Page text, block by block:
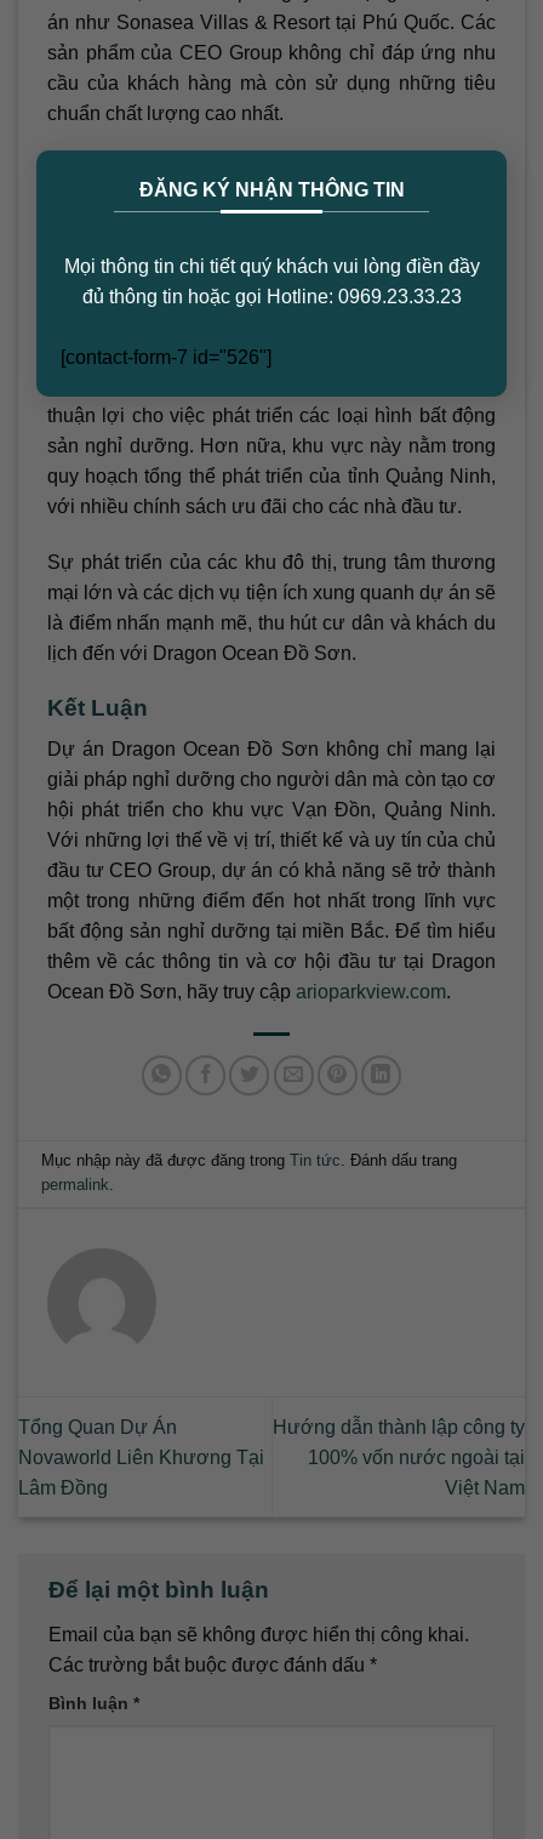
ĐĂNG KÝ NHẬN THÔNG TIN
Mọi thông tin chi tiết quý khách vui lòng điền đầy
đủ thông tin hoặc gọi Hotline: 0969.23.33.23
[contact-form-7 id="526"]
án như Sonasea Villas & Resort tại Phú Quốc. Các
sản phẩm của CEO Group không chỉ đáp ứng nhu
cầu của khách hàng mà còn sử dụng những tiêu
chuẩn chất lượng cao nhất.
bài bản và chất lượng, đảm bảo sẽ là một sản phẩm
cam kết sẽ cung cấp những dịch vụ và tiện ích tốt
nhất cho cư dân và du khách.
3. Ưu Thế Vị Trí Địa Lý
thuận lợi cho việc phát triển các loại hình bất động
sản nghỉ dưỡng. Hơn nữa, khu vực này nằm trong
quy hoạch tổng thể phát triển của tỉnh Quảng Ninh,
với nhiều chính sách ưu đãi cho các nhà đầu tư.
Sự phát triển của các khu đô thị, trung tâm thương
mại lớn và các dịch vụ tiện ích xung quanh dự án sẽ
là điểm nhấn mạnh mẽ, thu hút cư dân và khách du
lịch đến với Dragon Ocean Đồ Sơn.
Kết Luận
Dự án Dragon Ocean Đồ Sơn không chỉ mang lại
giải pháp nghỉ dưỡng cho người dân mà còn tạo cơ
hội phát triển cho khu vực Vạn Đồn, Quảng Ninh.
Với những lợi thế về vị trí, thiết kế và uy tín của chủ
đầu tư CEO Group, dự án có khả năng sẽ trở thành
một trong những điểm đến hot nhất trong lĩnh vực
bất động sản nghỉ dưỡng tại miền Bắc. Để tìm hiểu
thêm về các thông tin và cơ hội đầu tư tại Dragon
Ocean Đồ Sơn, hãy truy cập arioparkview.com.
Mục nhập này đã được đăng trong Tin tức. Đánh dấu trang
permalink.
Tổng Quan Dự Án
Novaworld Liên Khương Tại
Lâm Đồng
Hướng dẫn thành lập công ty
100% vốn nước ngoài tại
Việt Nam
Để lại một bình luận
Email của bạn sẽ không được hiển thị công khai.
Các trường bắt buộc được đánh dấu *
Bình luận *